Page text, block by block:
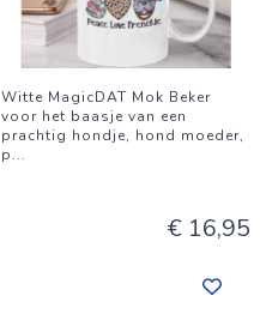
Witte MagicDAT Mok Beker
voor het baasje van een
prachtig hondje, hond moeder,
p...
€ 16,95